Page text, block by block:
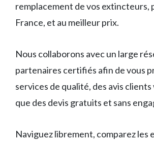
remplacement de vos extincteurs,
France, et au meilleur prix.
Nous collaborons avec un large
partenaires certifiés afin de vous
services de qualité, des avis
que des devis gratuits et sans
Naviguez librement, comparez les